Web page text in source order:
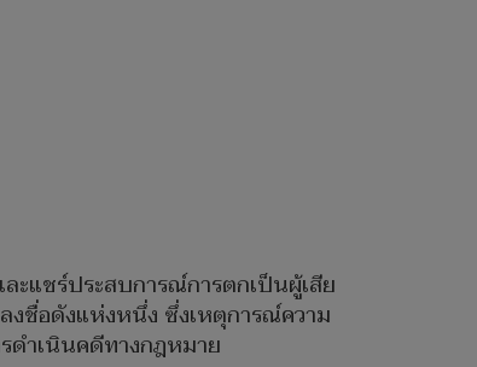
ะแชร์ประสบการณ์การตกเป็นผู้เสีย
งชื่อดังแห่งหนึ่ง ซึ่งเหตุการณ์ความ
ดำเนินคดีทางกฎหมาย